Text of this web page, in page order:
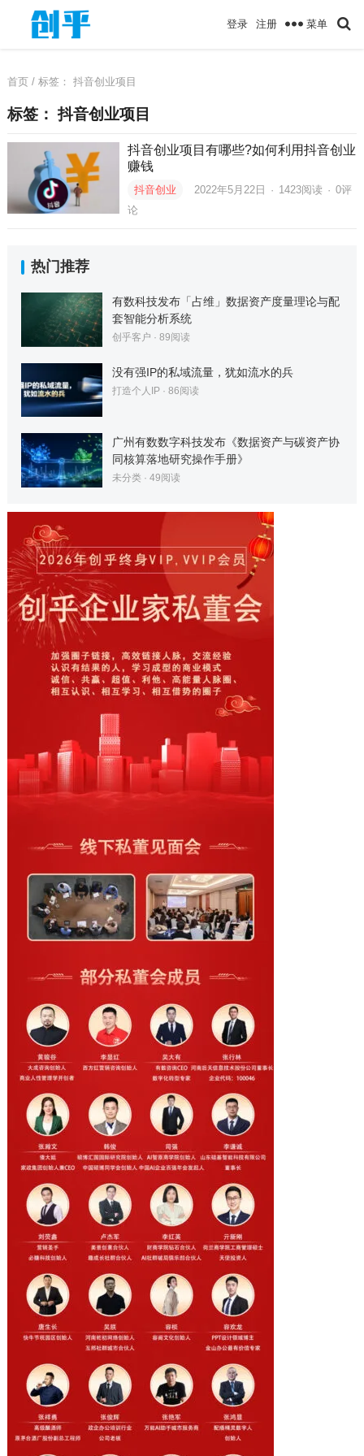
登录 注册 菜单
首页/ 标签： 抖音创业项目
标签：抖音创业项目
抖音创业项目有哪些?如何利用抖音创业
赚钱
抖音创业 2022年5月22日 · 1423阅读 · 0评
论
热门推荐
有数科技发布「占维」数据资产度量理论与配
套智能分析系统
创乎客户 · 89阅读
没有强IP的私域流量，犹如流水的兵
打造个人IP· 86阅读
广州有数数字科技发布《数据资产与碳资产协
同核算落地研究操作手册》
未分类· 49阅读